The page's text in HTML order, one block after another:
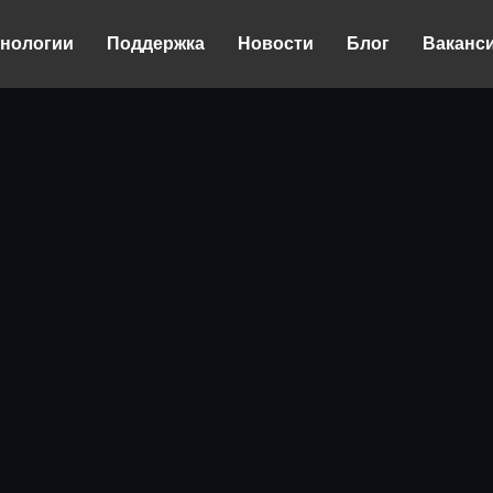
Поддержка Новости Блог